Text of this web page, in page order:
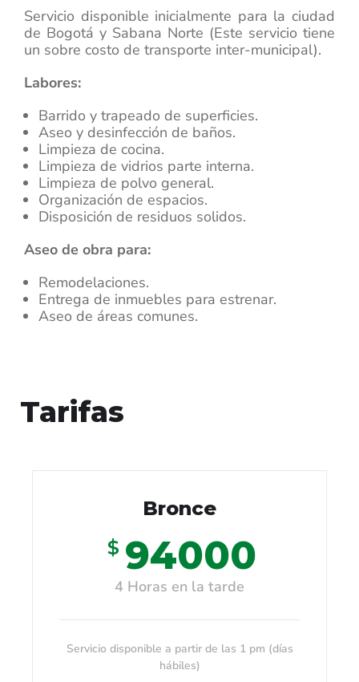
Servicio disponible inicialmente para la ciudad
de Bogotá y Sabana Norte (Este servicio tiene
un sobre costo de transporte inter-municipal).
Labores:
Barrido y trapeado de superficies.
Aseo y desinfección de baños.
Limpieza de cocina.
Limpieza de vidrios parte interna.
Limpieza de polvo general.
Organización de espacios.
Disposición de residuos solidos.
Aseo de obra para:
Remodelaciones.
Entrega de inmuebles para estrenar.
Aseo de áreas comunes.
Tarifas
Bronce
$ 94000
4 Horas en la tarde
Servicio disponible a partir de las 1 pm (días
hábiles)